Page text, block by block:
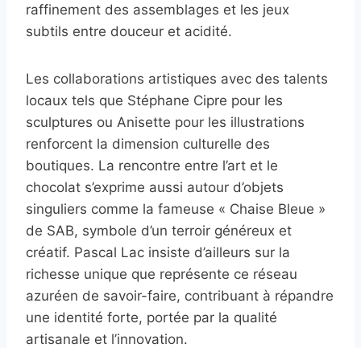
raffinement des assemblages et les jeux
subtils entre douceur et acidité.
Les collaborations artistiques avec des talents
locaux tels que Stéphane Cipre pour les
sculptures ou Anisette pour les illustrations
renforcent la dimension culturelle des
boutiques. La rencontre entre l’art et le
chocolat s’exprime aussi autour d’objets
singuliers comme la fameuse « Chaise Bleue »
de SAB, symbole d’un terroir généreux et
créatif. Pascal Lac insiste d’ailleurs sur la
richesse unique que représente ce réseau
azuréen de savoir-faire, contribuant à répandre
une identité forte, portée par la qualité
artisanale et l’innovation.